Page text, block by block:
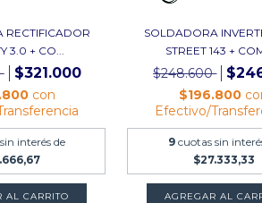
RECTIFICADOR
3.0 + CO...
$321.000
con
interés de
SOLDADORA
STREET 143 +
$248.600
$196.800
Efectivo/
9 cuotas sin
$27.333,33